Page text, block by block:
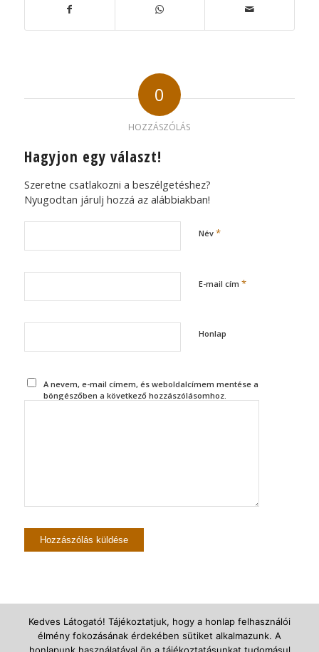
0
HOZZÁSZÓLÁS
Hagyjon egy választ!
Szeretne csatlakozni a beszélgetéshez?
Nyugodtan járulj hozzá az alábbiakban!
Név *
E-mail cím *
Honlap
A nevem, e-mail címem, és weboldalcímem mentése a
böngészőben a következő hozzászólásomhoz.
© Újszegedi Árpádházi Szent Erzsébet Plébánia - powered by Enfold
Kedves Látogató! Tájékoztatjuk, hogy a honlap felhasználói
élmény fokozásának érdekében sütiket alkalmazunk. A